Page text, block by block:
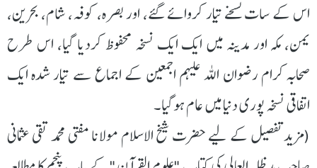
اس کے سات نسخے تیار کروائے گئے، اور بصرہ، کوفہ، شام، بحرین،
یمن، مکہ اور مدینہ میں ایک ایک نسخہ محفوظ کردیا گیا، اس طرح
صحابہ کرام رضوان اللہ علیہم اجمعین کے اجماع سے تیار شدہ ایک
اتفاقی نسخہ پوری دنیا میں عام ہوگیا۔
(مزید تفصیل کے لیے حضرت شیخ الاسلام مولانا مفتی محمد تقی عثمانی